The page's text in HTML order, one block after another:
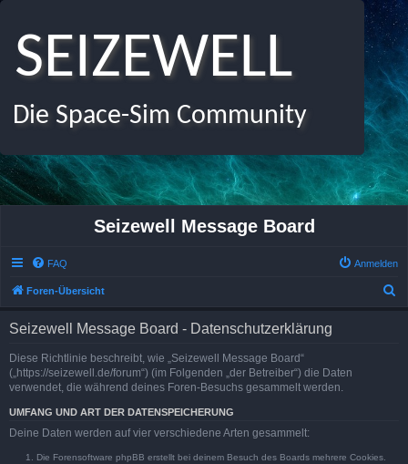
SEIZEWELL
Die Space-Sim Community
Seizewell Message Board
FAQ Anmelden
Foren-Übersicht
Seizewell Message Board - Datenschutzerklärung
Diese Richtlinie beschreibt, wie „Seizewell Message Board“
(„https://seizewell.de/forum“) (im Folgenden „der Betreiber“) die Daten
verwendet, die während deines Foren-Besuchs gesammelt werden.
UMFANG UND ART DER DATENSPEICHERUNG
Deine Daten werden auf vier verschiedene Arten gesammelt:
Die Forensoftware phpBB erstellt bei deinem Besuch des Boards mehrere Cookies.